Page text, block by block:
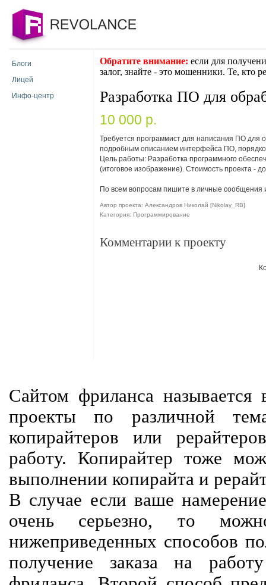
Блоги
Лицей
Инфо-центр
Обратите внимание: если для
залог, знайте - это мошенники. Те, кто
Разработка ПО для
10 000 p.
Требуется программист для написания ПО
подробным описанием интерфейса ПО,
Цель работы: Разработка программного
(итоговое изображение). Стоимость проекта -
По всем вопросам пишите в личные сообщения
Автор проекта: Александров Николай [Nikolay_RB]
Категория: Программирование
Комментарии к проекту
Сайтом фриланса называется
проекты по различной
копирайтеров или
работу. Копирайтер тоже
выполнении копирайта и
В случае если ваше
очень серьезно, то
нижеприведенных способов
получение заказа на